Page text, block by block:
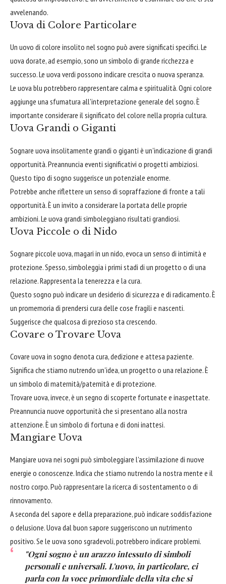
avvelenando.
Uova di Colore Particolare
Un uovo di colore insolito nel sogno può avere significati specifici. Le
uova dorate, ad esempio, sono un simbolo di grande ricchezza e
successo. Le uova verdi possono indicare crescita o nuova speranza.
Le uova blu potrebbero rappresentare calma e spiritualità. Ogni colore
aggiunge una sfumatura all'interpretazione generale del sogno. È
importante considerare il significato del colore nella propria cultura.
Uova Grandi o Giganti
Sognare uova insolitamente grandi o giganti è un'indicazione di grandi
opportunità. Preannuncia eventi significativi o progetti ambiziosi.
Questo tipo di sogno suggerisce un potenziale enorme.
Potrebbe anche riflettere un senso di sopraffazione di fronte a tali
opportunità. È un invito a considerare la portata delle proprie
ambizioni. Le uova grandi simboleggiano risultati grandiosi.
Uova Piccole o di Nido
Sognare piccole uova, magari in un nido, evoca un senso di intimità e
protezione. Spesso, simboleggia i primi stadi di un progetto o di una
relazione. Rappresenta la tenerezza e la cura.
Questo sogno può indicare un desiderio di sicurezza e di radicamento. È
un promemoria di prendersi cura delle cose fragili e nascenti.
Suggerisce che qualcosa di prezioso sta crescendo.
Covare o Trovare Uova
Covare uova in sogno denota cura, dedizione e attesa paziente.
Significa che stiamo nutrendo un'idea, un progetto o una relazione. È
un simbolo di maternità/paternità e di protezione.
Trovare uova, invece, è un segno di scoperte fortunate e inaspettate.
Preannuncia nuove opportunità che si presentano alla nostra
attenzione. È un simbolo di fortuna e di doni inattesi.
Mangiare Uova
Mangiare uova nei sogni può simboleggiare l'assimilazione di nuove
energie o conoscenze. Indica che stiamo nutrendo la nostra mente e il
nostro corpo. Può rappresentare la ricerca di sostentamento o di
rinnovamento.
A seconda del sapore e della preparazione, può indicare soddisfazione
o delusione. Uova dal buon sapore suggeriscono un nutrimento
positivo. Se le uova sono sgradevoli, potrebbero indicare problemi.
"Ogni sogno è un arazzo intessuto di simboli
personali e universali. L'uovo, in particolare, ci
parla con la voce primordiale della vita che si